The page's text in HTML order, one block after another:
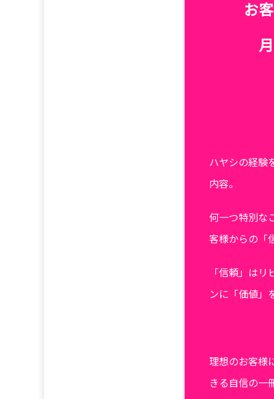
お
ハヤシの経験
内容。
何一つ特別な
客様からの「
「信頼」は
ンに「価値」
理想のお客様
きる自信の一